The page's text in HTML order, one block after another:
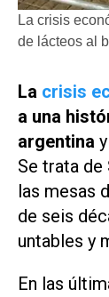
La crisis
de lácteos al
La crisis
a una
argentina
Se trata de
las mesas
de seis
untables y
En las